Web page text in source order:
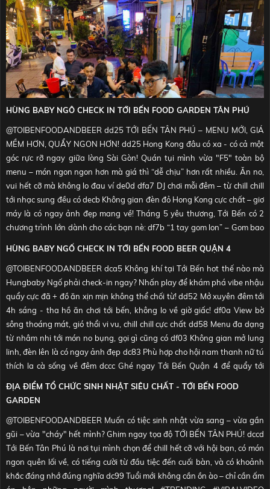
TỚI BẾN
TỚI BẾN FOOD BEER QUẬN 4 VỪA CÓ BIA MÁT, VỪA CÓ VIEW
ĐẸP - ĐÚNG CHUẨN NƠI ĐỂ "XẢ STRESS" VÀ "BUNG MOOD"
CUỐI NGÀY!. ĐẶC BIỆT, QUÁN MỞ ĐẾN 4H SÁNG
@TOIBENFOODANDBEERdf03 Mỗi lần mỏi mệt, chỉ muốn "trốn" về Tới
Bến Quận 4 Vừa có bia mát, vừa có view đẹp - đúng chuẩn nơi để "xả
stress" và "bung mood" cuối ngày! Đặc biệt, quán mở đến 4H SÁNG, để
de09#QUANNHAUTOIBEN #QUANAN
#QUANNHAUDEM
#MONNGON
#TOIBEN #HOTTREND
#TOIBENFOODANDBEER
#TRENDING
#VIRALVIDEO #NHAHANGTOIBEN #QUAN4 ♬ NHẠC
NỀN - TỚI BẾN FOOD & BEER
HÙNG BABY NGÔ CHECK IN TỚI BẾN FOOD GARDEN TÂN PHÚ
@TOIBENFOODANDBEER dd25 TỚI BẾN TÂN PHÚ – MENU MỚI, GIÁ
MỀM HƠN, QUẨY NGON HƠN! dd25 Hong Kong đâu có xa - có cả một
góc rực rỡ ngay giữa lòng Sài Gòn! Quán tụi mình vừa "F5" toàn bộ
menu – món ngon ngon hơn mà giá thì “dễ chịu” hơn rất nhiều. Ăn no,
vui hết cỡ mà không lo đau ví de0d dfa7 DJ chơi mỗi đêm – từ chill chill
tới nhạc sung đều có decb️ Không gian đèn đỏ Hong Kong cực chất – giơ
máy là có ngay ảnh đẹp mang về! Tháng 5 yêu thương, Tới Bến có 2
chương trình lớn dành cho các bạn nè: df7b “1 tay gom lon” – Gom bao
nhiêu mang về bàn chill bấy nhiêu, vui tới bến luôn nhen! ddaa Hàu sữa
chỉ 7K/con – Hàu phô mai chỉ 10K/con – deal này mà bỏ lỡ là tiếc xỉu! 2
chương này sẽ kéo dài đến hết tháng 5, bởi vậy các khách yêu mau
mau đến ngay nhen de0d df89 Đặc biệt, sắp tới lễ 30/4 – 1/5 rồi đó, rủ
hội bạn đến Tới Bến ngay kẻo hết bàn nghen – quán đang rộn ràng
lắm luôn á! dd70 Hé lộ nhẹ: anh Hungbaby Ngố cũng vừa ghé Tới Bến
để thưởng thức không khí Hong Kong và menu mới toanh rồi đó. Còn
bạn thì sao, lễ này đi đâu? Đi Tới Bến thôi nè! dcf9 Xem video để cảm
nhận vibe “Tới Bến” trước nhen!#TRENDING #LOVE #PHOTOGRAPHY
#FYP
#MUSIC #DJ #PHOTOOFTHEDAY #VIRALVIDEO
#HOTTREND
#MONNGON
#TƠI_BÊN ♬ NHẠC NỀN - TỚI BẾN FOOD & BEER
HÙNG BABY NGỐ CHECK IN TỚI BẾN FOOD BEER QUẬN 4
@TOIBENFOODANDBEER dca5 Không khí tại Tới Bến hot thế nào mà
Hungbaby Ngố phải check-in ngay? Nhấn play để khám phá vibe nhậu
quẩy cực đã + đồ ăn xịn mịn không thể chối từ! dd52 Mở xuyên đêm tới
4h sáng - tha hồ ăn chơi tới bến, không lo về giờ giấc! df0a View bờ
sông thoáng mát, gió thổi vi vu, chill chill cực chất dd58 Menu đa dạng
từ nhâm nhi tới món no bụng, gọi gì cũng có df03 Không gian mở lung
linh, đèn lên là có ngay ảnh đẹp dc83 Phù hợp cho hội nam thanh nữ tú
thích la cà sống về đêm dccc Ghé ngay Tới Bến Quận 4 để quẩy tới
sáng, ăn chơi có điểm dừng là khi trời sáng thôi nhen!
#MONNGON
#HOTTREND
FOOD & BEER
ĐỊA ĐIỂM TỔ CHỨC SINH NHẬT SIÊU CHẤT - TỚI BẾN FOOD
GARDEN
@TOIBENFOODANDBEER Muốn có tiệc sinh nhật vừa sang – vừa gần
gũi – vừa "cháy" hết mình? Ghim ngay tọa độ TỚI BẾN TÂN PHÚ! dccd
Tới Bến Tân Phú là nơi tụi mình chọn để chill hết cỡ với hội bạn, có món
ngon quên lối về, có tiếng cười từ đầu tiệc đến cuối bàn, và có khoảnh
khắc đáng nhớ đúng nghĩa dc99 Tuổi mới không cần ồn ào – chỉ cần ấm